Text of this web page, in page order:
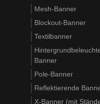
Mesh-Banner
Blockout-Banner
Textilbanner
Banner
Pole-Banner
Reflektierende
X-Banner (mit